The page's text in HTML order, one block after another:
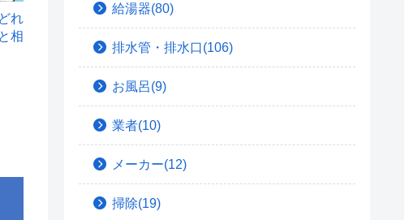
れ
相
給湯器(80)
排水管・排水口(106)
お風呂(9)
業者(10)
メーカー(12)
掃除(19)